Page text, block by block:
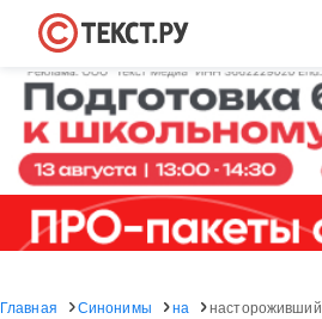
Главная Синонимы на настороживший